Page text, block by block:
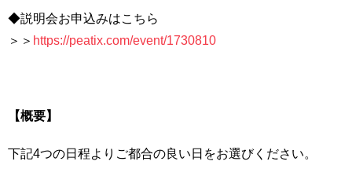
◆説明会お申込みはこちら
＞＞ https://peatix.com/event/1730810
【概要】
下記4つの日程よりご都合の良い日をお選びください。